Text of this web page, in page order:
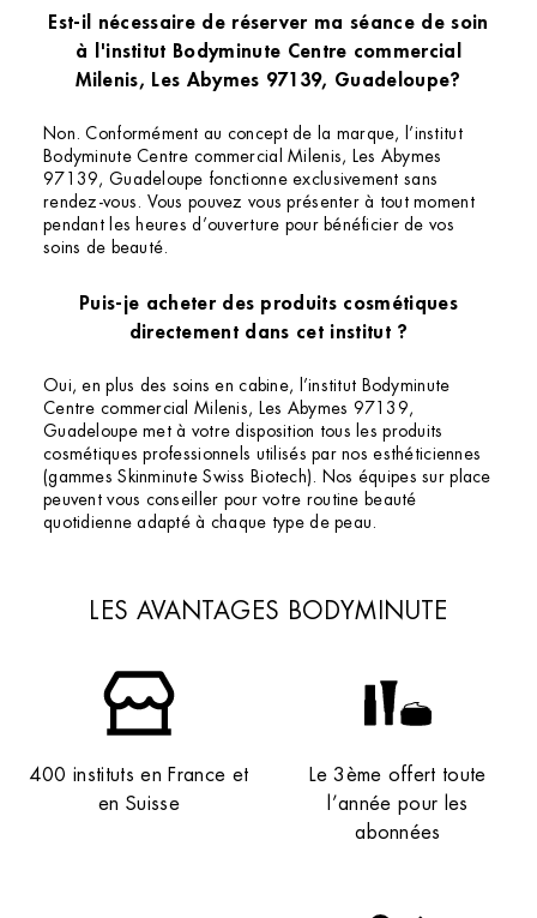
Est-il nécessaire de réserver ma séance de soin
à l'institut Bodyminute Centre commercial
Milenis, Les Abymes 97139, Guadeloupe?
Non. Conformément au concept de la marque, l’institut
Bodyminute Centre commercial Milenis, Les Abymes
97139, Guadeloupe fonctionne exclusivement sans
rendez-vous. Vous pouvez vous présenter à tout moment
pendant les heures d’ouverture pour bénéficier de vos
soins de beauté.
Puis-je acheter des produits cosmétiques
directement dans cet institut ?
Oui, en plus des soins en cabine, l’institut Bodyminute
Centre commercial Milenis, Les Abymes 97139,
Guadeloupe met à votre disposition tous les produits
cosmétiques professionnels utilisés par nos esthéticiennes
(gammes Skinminute Swiss Biotech). Nos équipes sur place
peuvent vous conseiller pour votre routine beauté
quotidienne adapté à chaque type de peau.
LES AVANTAGES BODYMINUTE
400 instituts en France et
en Suisse
Le 3ème offert toute
l’année pour les
abonnées